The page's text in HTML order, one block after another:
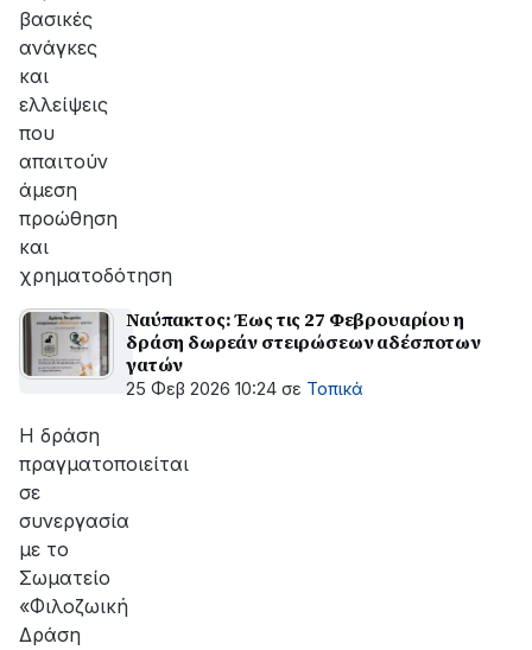
βασικές
ανάγκες
και
ελλείψεις
που
απαιτούν
άμεση
προώθηση
και
χρηματοδότηση
Ναύπακτος: Έως τις 27 Φεβρουαρίου η
δράση δωρεάν στειρώσεων αδέσποτων
γατών
25 Φεβ 2026 10:24 σε Τοπικά
Η δράση
πραγματοποιείται
σε
συνεργασία
με το
Σωματείο
«Φιλοζωική
Δράση